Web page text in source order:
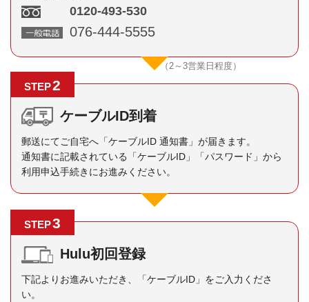
0120-493-530
076-444-5555
（2～3営業日程度）
STEP2
ケーブルID到着
郵送にてご自宅へ「ケーブルID 通知書」が届きます。
通知書に記載されている「ケーブルID」「パスワード」から
利用申込手続きにお進みください。
STEP3
Hulu初回登録
下記よりお進みいただき、「ケーブルID」をご入力くださ
い。